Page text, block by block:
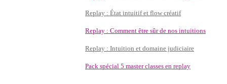
Replay : État intuitif et flow créatif
Replay : Comment être sûr de nos intuitions
Replay : Intuition et domaine judiciaire
Pack spécial 5 master classes en replay